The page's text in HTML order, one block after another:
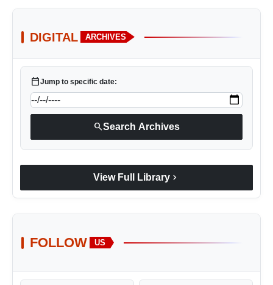
DIGITAL ARCHIVES
calendar_todayJump to specific date:
searchSearch Archives
View Full Library chevron_right
FOLLOW US